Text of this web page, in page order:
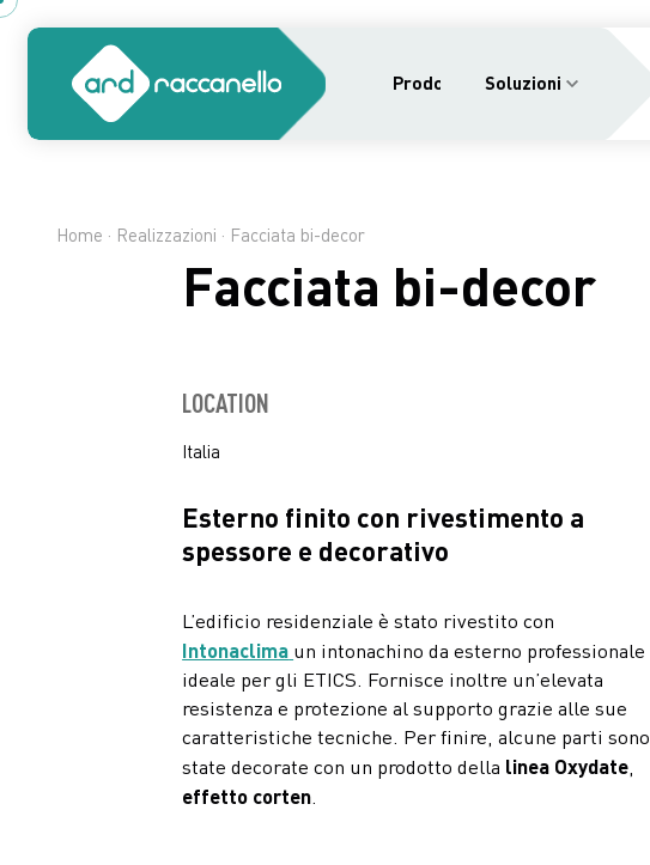
Prodotti Soluzioni
Home · Realizzazioni · Facciata bi-decor
Facciata bi-decor
LOCATION
Italia
Esterno finito con rivestimento a
spessore e decorativo
L’edificio residenziale è stato rivestito con
Intonaclima un intonachino da esterno professionale
ideale per gli ETICS. Fornisce inoltre un’elevata
resistenza e protezione al supporto grazie alle sue
caratteristiche tecniche. Per finire, alcune parti sono
state decorate con un prodotto della linea Oxydate
effetto corten